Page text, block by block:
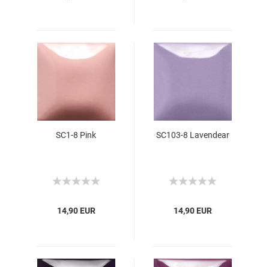
SC1-8 Pink
14,90 EUR
SC103-8 Lavendear
14,90 EUR